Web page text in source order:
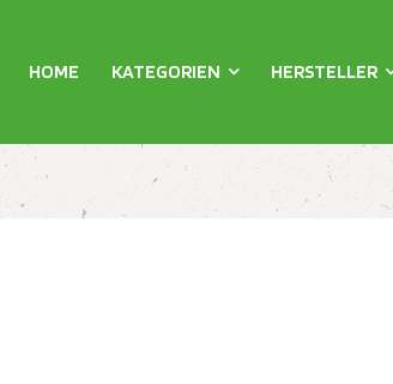
HOME KATEGORIEN HERSTELLER